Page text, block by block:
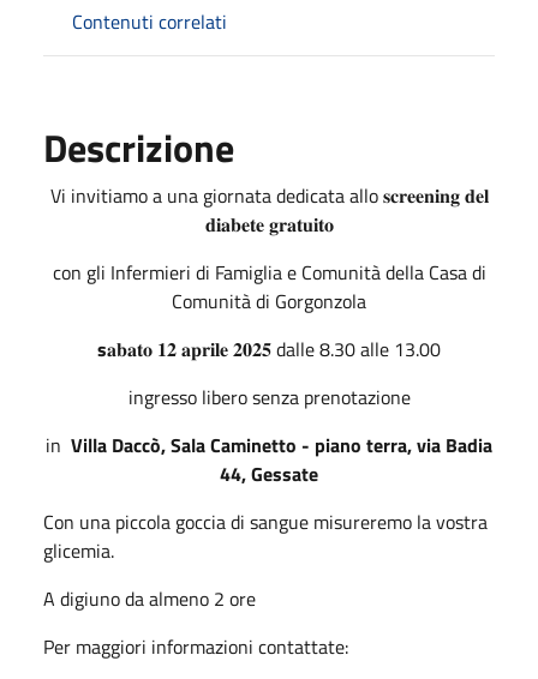
Contenuti correlati
Descrizione
Vi invitiamo a una giornata dedicata allo 𝐬𝐜𝐫𝐞𝐞𝐧𝐢𝐧𝐠 𝐝𝐞𝐥
𝐝𝐢𝐚𝐛𝐞𝐭𝐞 𝐠𝐫𝐚𝐭𝐮𝐢𝐭𝐨
con gli Infermieri di Famiglia e Comunità della Casa di
Comunità di Gorgonzola
s𝐚𝐛𝐚𝐭𝐨 𝟏𝟐 𝐚𝐩𝐫𝐢𝐥𝐞 𝟐𝟎𝟐𝟓 dalle 8.30 alle 13.00
ingresso libero senza prenotazione
in Villa Daccò, Sala Caminetto - piano terra, via Badia
44, Gessate
Con una piccola goccia di sangue misureremo la vostra
glicemia.
A digiuno da almeno 2 ore
Per maggiori informazioni contattate: